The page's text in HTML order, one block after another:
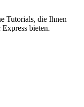
Tutorials, die Ihnen
bieten.